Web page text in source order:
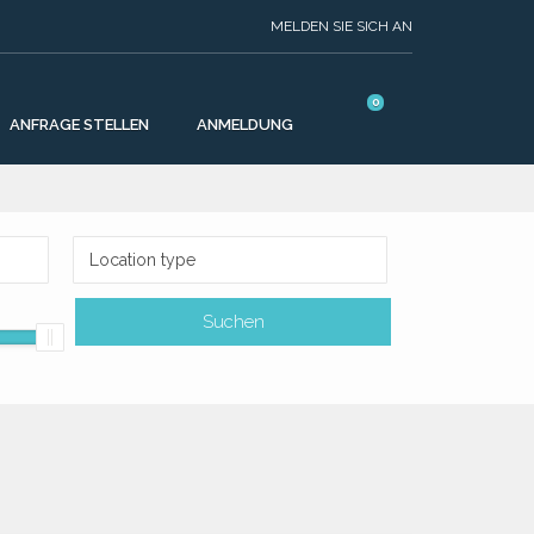
MELDEN SIE SICH AN
ANFRAGE STELLEN ANMELDUNG
0
Location type